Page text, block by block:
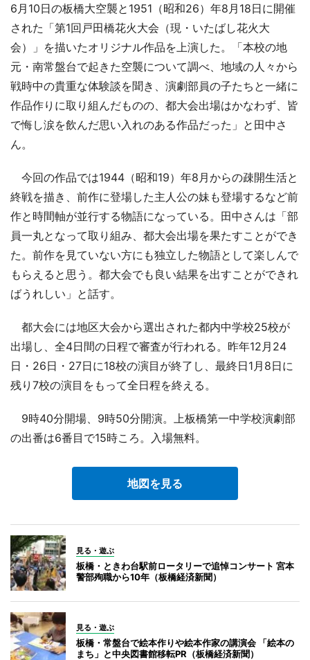
6月10日の板橋大空襲と1951（昭和26）年8月18日に開催
された「第1回戸田橋花火大会（現・いたばし花火大
会）」を描いたオリジナル作品を上演した。「本校の地
元・南常盤台で起きた空襲について調べ、地域の人々から
戦時中の貴重な体験談を聞き、演劇部員の子たちと一緒に
作品作りに取り組んだものの、都大会出場はかなわず、皆
で悔し涙を飲んだ思い入れのある作品だった」と田中さ
ん。
今回の作品では1944（昭和19）年8月からの疎開生活と
終戦を描き、前作に登場した主人公の妹も登場するなど前
作と時間軸が並行する物語になっている。田中さんは「部
員一丸となって取り組み、都大会出場を果たすことができ
た。前作を見ていない方にも独立した物語として楽しんで
もらえると思う。都大会でも良い結果を出すことができれ
ばうれしい」と話す。
都大会には地区大会から選出された都内中学校25校が
出場し、全4日間の日程で審査が行われる。昨年12月24
日・26日・27日に18校の演目が終了し、最終日1月8日に
残り7校の演目をもって全日程を終える。
9時40分開場、9時50分開演。上板橋第一中学校演劇部
の出番は6番目で15時ころ。入場無料。
地図を見る
見る・遊ぶ
板橋・ときわ台駅前ロータリーで追悼コンサート 宮本
警部殉職から10年（板橋経済新聞）
見る・遊ぶ
板橋・常盤台で絵本作りや絵本作家の講演会 「絵本の
まち」と中央図書館移転PR（板橋経済新聞）